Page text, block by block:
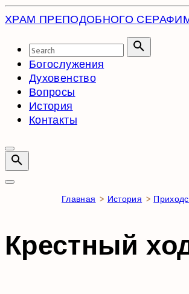
to
ХРАМ ПРЕПОДОБНОГО
Search
Search
for:
Богослужения
Духовенство
Вопросы
История
Контакты
Главная > История >
Крестный